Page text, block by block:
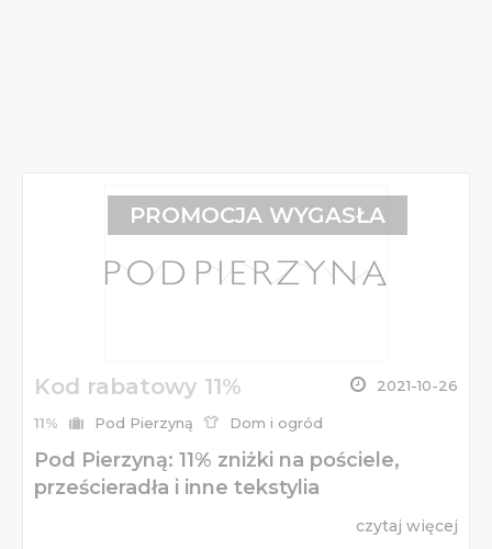
Kod rabatowy 11% 2021-10-26
11% Pod Pierzyną Dom i ogród
Pod Pierzyną: 11% zniżki na pościele,
prześcieradła i inne tekstylia
czytaj więcej
PROMOCJA WYGASŁA